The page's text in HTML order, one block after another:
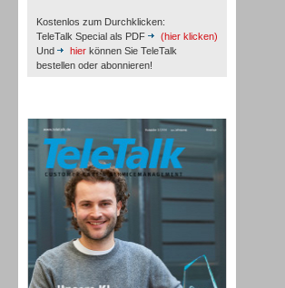
Kostenlos zum Durchklicken:
TeleTalk Special als PDF
(hier klicken)
Und
hier können Sie TeleTalk
bestellen oder abonnieren!
Inbound